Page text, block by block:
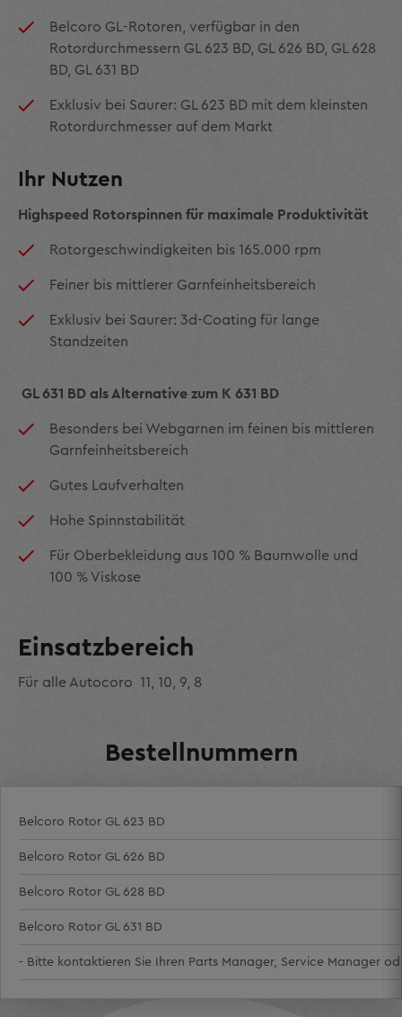
Belcoro GL-Rotoren, verfügbar in den
Rotordurchmessern GL 623 BD, GL 626 BD, GL 628
BD, GL 631 BD
Exklusiv bei Saurer: GL 623 BD mit dem kleinsten
Rotordurchmesser auf dem Markt
Ihr Nutzen
Highspeed Rotorspinnen für maximale Produktivität
Rotorgeschwindigkeiten bis 165.000 rpm
Feiner bis mittlerer Garnfeinheitsbereich
Exklusiv bei Saurer: 3d-Coating für lange
Standzeiten
GL 631 BD als Alternative zum K 631 BD
Besonders bei Webgarnen im feinen bis mittleren
Garnfeinheitsbereich
Gutes Laufverhalten
Hohe Spinnstabilität
Für Oberbekleidung aus 100 % Baumwolle und
100 % Viskose
Einsatzbereich
Für alle Autocoro 11, 10, 9, 8
Bestellnummern
Belcoro Rotor GL 623 BD
Belcoro Rotor GL 626 BD
Belcoro Rotor GL 628 BD
Belcoro Rotor GL 631 BD
- Bitte kontaktieren Sie Ihren Parts Manager, Service Manager